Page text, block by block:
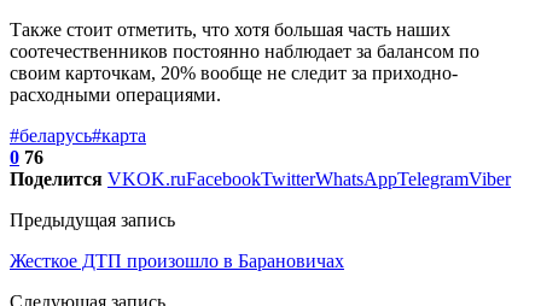
Также стоит отметить, что хотя большая часть наших
соотечественников постоянно наблюдает за балансом по
своим карточкам, 20% вообще не следит за приходно-
расходными операциями.
#беларусь#карта
0 76
Поделится VKOK.ruFacebookTwitterWhatsAppTelegramViber
Предыдущая запись
Жесткое ДТП произошло в Барановичах
Следующая запись